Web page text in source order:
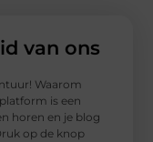
van ons
Waarom
is een
horen en je blog
op de knop